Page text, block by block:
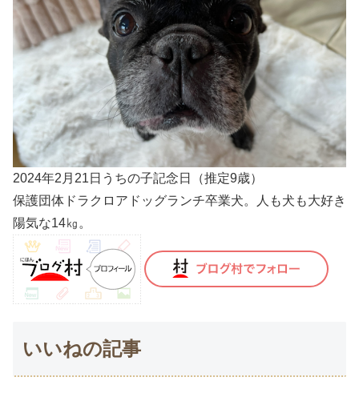
2024年2月21日うちの子記念日（推定9歳）
保護団体ドラクロアドッグランチ卒業犬。人も犬も大好き
陽気な14㎏。
いいねの記事